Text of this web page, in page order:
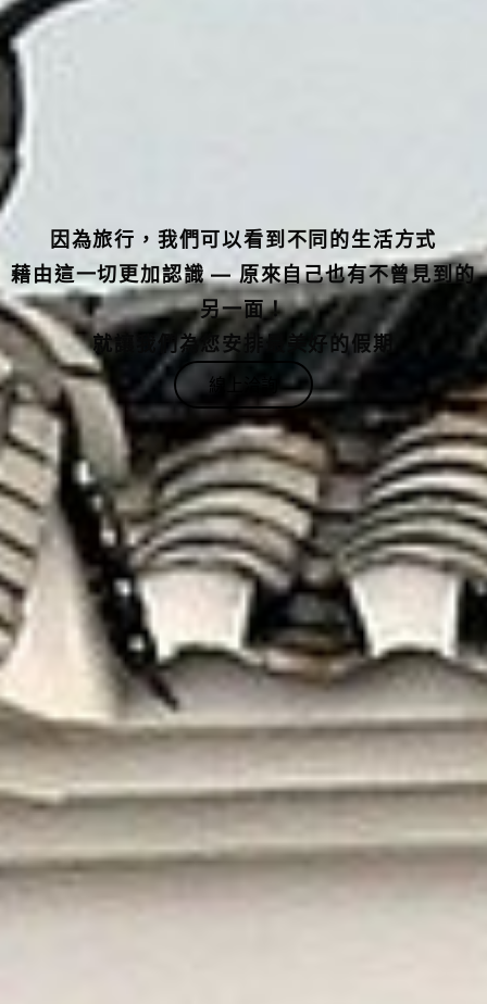
藉由這一切更加認識 — 原來自己也有不曾見到的
另一面！
就讓我們為您安排最美好的假期
線上洽詢